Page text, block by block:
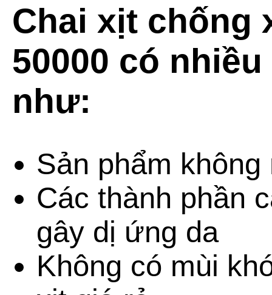
Chai xịt chống
50000 có
như:
Sản phẩm
Các thành phần
gây dị ứng da
Không có mùi